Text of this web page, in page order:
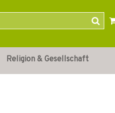
Religion & Gesellschaft